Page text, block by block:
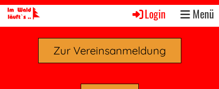
Login Menü
Zur Vereinsanmeldung